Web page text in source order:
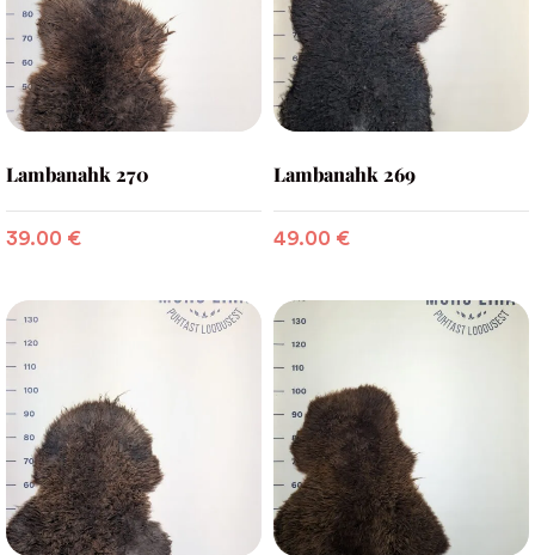
Lambanahk 270
39.00 €
Lambanahk 269
49.00 €